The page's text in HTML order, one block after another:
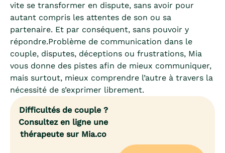
vite se transformer en dispute, sans avoir pour
autant compris les attentes de son ou sa
partenaire. Et par conséquent, sans pouvoir y
répondre.Problème de communication dans le
couple, disputes, déceptions ou frustrations, Mia
vous donne des pistes afin de mieux communiquer,
mais surtout, mieux comprendre l’autre à travers la
nécessité de s’exprimer librement.
Difficultés de couple ?
Consultez en ligne une
thérapeute sur Mia.co